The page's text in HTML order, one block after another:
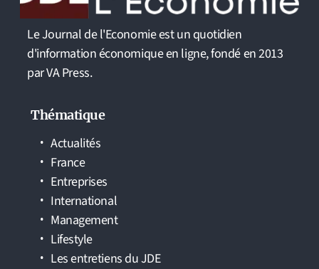
Le Journal de l'Economie est un quotidien
d'information économique en ligne, fondé en 2013
par VA Press.
Thématique
Actualités
France
Entreprises
International
Management
Lifestyle
Les entretiens du JDE